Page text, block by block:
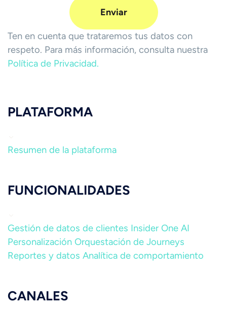
Ten en cuenta que trataremos tus datos con
respeto. Para más información, consulta nuestra
Política de Privacidad.
PLATAFORMA
Resumen de la plataforma
FUNCIONALIDADES
Gestión de datos de clientes Insider One AI
Personalización Orquestación de Journeys
Reportes y datos Analítica de comportamiento
CANALES